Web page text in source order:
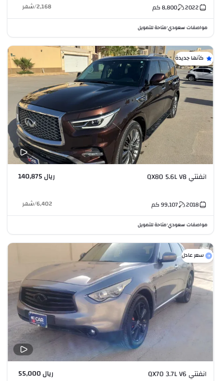
2022
8,800كم 2,168
/شهر
مواصفات سعودي•متاحة للتمويل
كأنها جديدة
انفنتي QX80 5.6L V8 ريال 140,875
2018
99,107كم 6,402
/شهر
مواصفات سعودي•متاحة للتمويل
سعر عادل
انفنتي QX70 3.7L V6 ريال 55,000